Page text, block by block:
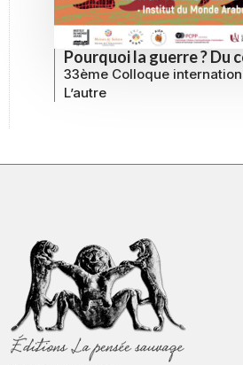
Pourquoi la guerre ? Du
33ème Colloque
L’autre